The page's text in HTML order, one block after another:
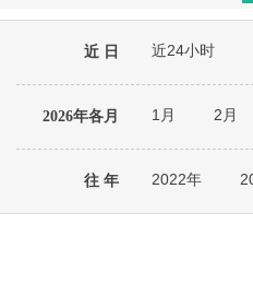
近 日 近24小时
2026年各月 1月 2月
往 年 2022年